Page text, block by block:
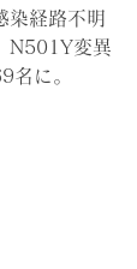
染経路不明
N501Y変異
名に。